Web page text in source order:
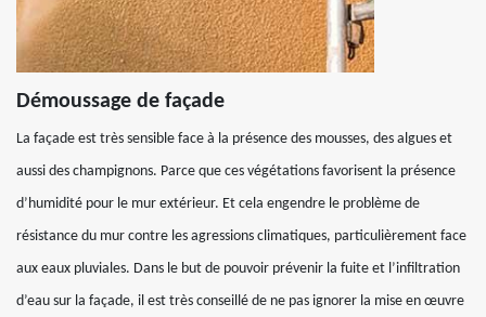
Démoussage de façade
La façade est très sensible face à la présence des mousses, des algues et
aussi des champignons. Parce que ces végétations favorisent la présence
d’humidité pour le mur extérieur. Et cela engendre le problème de
résistance du mur contre les agressions climatiques, particulièrement face
aux eaux pluviales. Dans le but de pouvoir prévenir la fuite et l’infiltration
d’eau sur la façade, il est très conseillé de ne pas ignorer la mise en œuvre